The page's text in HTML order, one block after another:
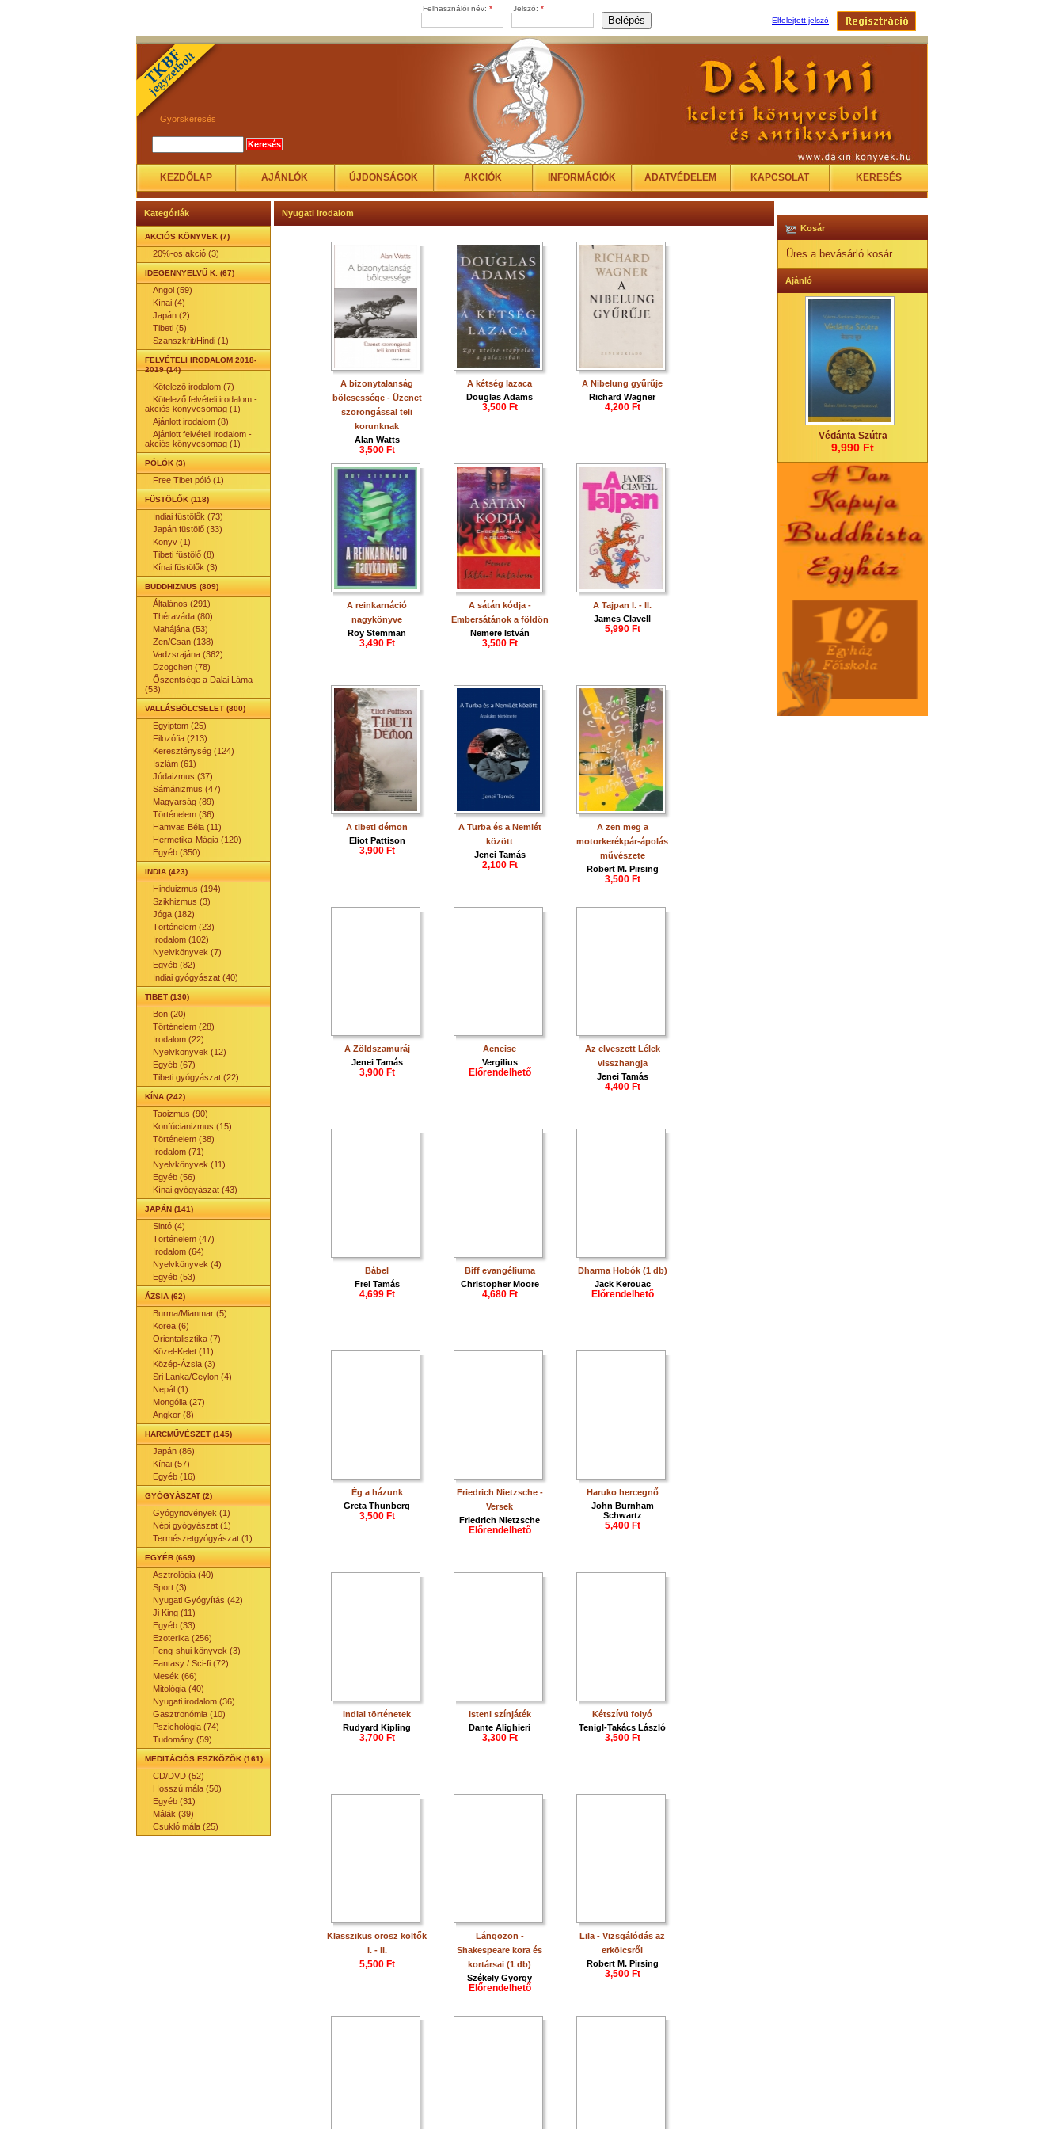
Felhasználói név: * Jelszó: *
Elfelejtett jelszó
Gyorskeresés
KEZDŐLAP AJÁNLÓK ÚJDONSÁGOK AKCIÓK INFORMÁCIÓK ADATVÉDELEM KAPCSOLAT KERESÉS
Kategóriák
AKCIÓS KÖNYVEK (7)
20%-os akció (3)
IDEGENNYELVŰ K. (67)
Angol (59)
Kínai (4)
Japán (2)
Tibeti (5)
Szanszkrit/Hindi (1)
FELVÉTELI IRODALOM 2018-
2019 (14)
Kötelező irodalom (7)
Kötelező felvételi irodalom -
akciós könyvcsomag (1)
Ajánlott irodalom (8)
Ajánlott felvételi irodalom -
akciós könyvcsomag (1)
PÓLÓK (3)
Free Tibet póló (1)
FÜSTÖLŐK (118)
Indiai füstölők (73)
Japán füstölő (33)
Könyv (1)
Tibeti füstölő (8)
Kínai füstölők (3)
BUDDHIZMUS (809)
Általános (291)
Théraváda (80)
Mahájána (53)
Zen/Csan (138)
Vadzsrajána (362)
Dzogchen (78)
Őszentsége a Dalai Láma
(53)
VALLÁSBÖLCSELET (800)
Egyiptom (25)
Filozófia (213)
Kereszténység (124)
Iszlám (61)
Júdaizmus (37)
Sámánizmus (47)
Magyarság (89)
Történelem (36)
Hamvas Béla (11)
Hermetika-Mágia (120)
Egyéb (350)
INDIA (423)
Hinduizmus (194)
Szikhizmus (3)
Jóga (182)
Történelem (23)
Irodalom (102)
Nyelvkönyvek (7)
Egyéb (82)
Indiai gyógyászat (40)
TIBET (130)
Bön (20)
Történelem (28)
Irodalom (22)
Nyelvkönyvek (12)
Egyéb (67)
Tibeti gyógyászat (22)
KÍNA (242)
Taoizmus (90)
Konfúcianizmus (15)
Történelem (38)
Irodalom (71)
Nyelvkönyvek (11)
Egyéb (56)
Kínai gyógyászat (43)
JAPÁN (141)
Sintó (4)
Történelem (47)
Irodalom (64)
Nyelvkönyvek (4)
Egyéb (53)
ÁZSIA (62)
Burma/Mianmar (5)
Korea (6)
Orientalisztika (7)
Közel-Kelet (11)
Közép-Ázsia (3)
Sri Lanka/Ceylon (4)
Nepál (1)
Mongólia (27)
Angkor (8)
HARCMŰVÉSZET (145)
Japán (86)
Kínai (57)
Egyéb (16)
GYÓGYÁSZAT (2)
Gyógynövények (1)
Népi gyógyászat (1)
Természetgyógyászat (1)
EGYÉB (669)
Asztrológia (40)
Sport (3)
Nyugati Gyógyítás (42)
Ji King (11)
Egyéb (33)
Ezoterika (256)
Feng-shui könyvek (3)
Fantasy / Sci-fi (72)
Mesék (66)
Mitológia (40)
Nyugati irodalom (36)
Gasztronómia (10)
Pszichológia (74)
Tudomány (59)
MEDITÁCIÓS ESZKÖZÖK (161)
CD/DVD (52)
Hosszú mála (50)
Egyéb (31)
Málák (39)
Csukló mála (25)
Kosár
Üres a bevásárló kosár
Ajánló
Védánta Szútra
9,990 Ft
Nyugati irodalom
A bizonytalanság
bölcsessége - Üzenet
szorongással teli
korunknak
Alan Watts
3,500 Ft
A kétség lazaca
Douglas Adams
3,500 Ft
A Nibelung gyűrűje
Richard Wagner
4,200 Ft
A reinkarnáció
nagykönyve
Roy Stemman
3,490 Ft
A sátán kódja -
Embersátánok a földön
Nemere István
3,500 Ft
A Tajpan I. - II.
James Clavell
5,990 Ft
A tibeti démon
Eliot Pattison
3,900 Ft
A Turba és a Nemlét
között
Jenei Tamás
2,100 Ft
A zen meg a
motorkerékpár-ápolás
művészete
Robert M. Pirsing
3,500 Ft
A Zöldszamuráj
Jenei Tamás
3,900 Ft
Aeneise
Vergilius
Előrendelhető
Az elveszett Lélek
visszhangja
Jenei Tamás
4,400 Ft
Bábel
Frei Tamás
4,699 Ft
Biff evangéliuma
Christopher Moore
4,680 Ft
Dharma Hobók (1 db)
Jack Kerouac
Előrendelhető
Ég a házunk
Greta Thunberg
3,500 Ft
Friedrich Nietzsche -
Versek
Friedrich Nietzsche
Előrendelhető
Haruko hercegnő
John Burnham
Schwartz
5,400 Ft
Indiai történetek
Rudyard Kipling
3,700 Ft
Isteni színjáték
Dante Alighieri
3,300 Ft
Kétszívü folyó
Tenigl-Takács László
3,500 Ft
Klasszikus orosz költők
I. - II.
5,500 Ft
Lángözön -
Shakespeare kora és
kortársai (1 db)
Székely György
Előrendelhető
Lila - Vizsgálódás az
erkölcsről
Robert M. Pirsing
3,500 Ft